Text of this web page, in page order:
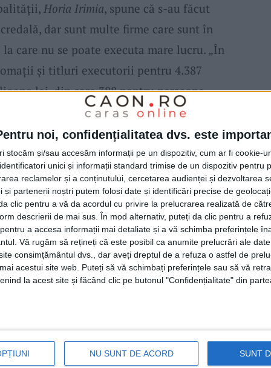
noi, confidențialitatea dvs. este
stocăm și/sau accesăm informații pe un dispozitiv, cum ar fi cookie-
unici și informații standard trimise de un dispozitiv pentru
reclamelor și a conținutului, cercetarea audienței și dezvoltarea
și partenerii noștri putem folosi date și identificări precise de
clic pentru a vă da acordul cu privire la prelucrarea realizată de
descrierii de mai sus. În mod alternativ, puteți da clic pentru a
a accesa informații mai detaliate și a vă schimba preferințele
Vă rugăm să rețineți că este posibil ca anumite prelucrări ale
consimțământul dvs., dar aveți dreptul de a refuza o astfel de
acestui site web. Puteți să vă schimbați preferințele sau să vă
la acest site și făcând clic pe butonul "Confidențialitate" din
NU SUNT DE ACORD SUNT
Horia Irimia, spune că s-au făcut
dar sunt multe firme care sunt în
care nu se poate executa mare lucru. „În
și titluri executorii pentru 4.387
lei, din care 388 pentru persoane
persoane fizice în sumă de 1, 8
trecut s-a iniţiat procedura de
conturilor bancare la 2361 de
în sumă de 1,5 milioane lei. Nu în
, la bugetul local s-au recuperat, în 2017, 1,7
vor stabili limitele plafonuluidatoriilor
fizice vor fi trecute pe lista rușinii și
multe rânduri să știe care suntdatornicii,